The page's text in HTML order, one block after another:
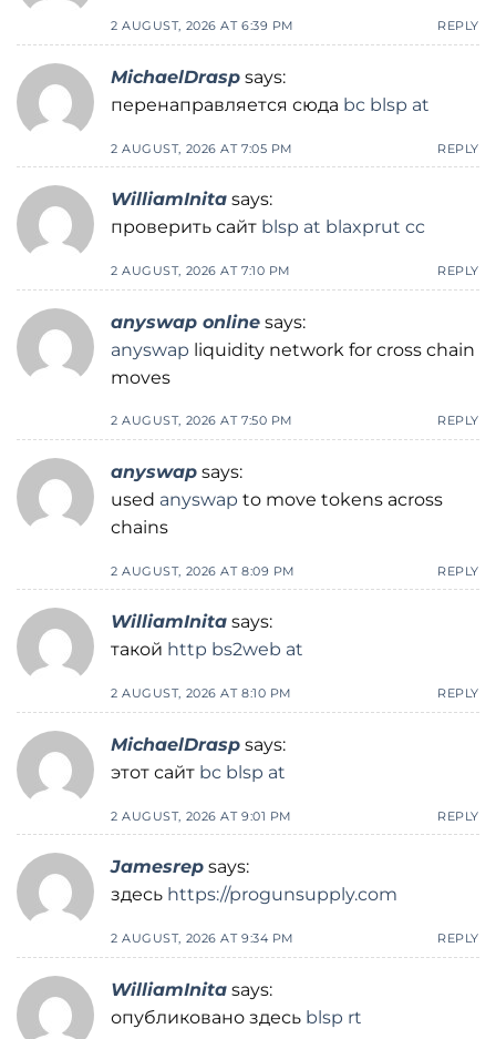
2 AUGUST, 2026 AT 6:39 PM REPLY
MichaelDrasp says:
перенаправляется сюда bc blsp at
2 AUGUST, 2026 AT 7:05 PM REPLY
WilliamInita says:
проверить сайт blsp at blaxprut cc
2 AUGUST, 2026 AT 7:10 PM REPLY
anyswap online says:
anyswap liquidity network for cross chain
moves
2 AUGUST, 2026 AT 7:50 PM REPLY
anyswap says:
used anyswap to move tokens across
chains
2 AUGUST, 2026 AT 8:09 PM REPLY
WilliamInita says:
такой http bs2web at
2 AUGUST, 2026 AT 8:10 PM REPLY
MichaelDrasp says:
этот сайт bc blsp at
2 AUGUST, 2026 AT 9:01 PM REPLY
Jamesrep says:
здесь https://progunsupply.com
2 AUGUST, 2026 AT 9:34 PM REPLY
WilliamInita says:
опубликовано здесь blsp rt